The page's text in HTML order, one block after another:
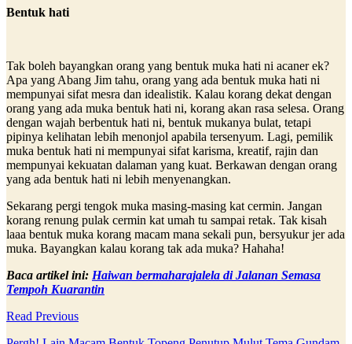
Bentuk hati
Tak boleh bayangkan orang yang bentuk muka hati ni acaner ek?
Apa yang Abang Jim tahu, orang yang ada bentuk muka hati ni
mempunyai sifat mesra dan idealistik. Kalau korang dekat dengan
orang yang ada muka bentuk hati ni, korang akan rasa selesa. Orang
dengan wajah berbentuk hati ni, bentuk mukanya bulat, tetapi
pipinya kelihatan lebih menonjol apabila tersenyum. Lagi, pemilik
muka bentuk hati ni mempunyai sifat karisma, kreatif, rajin dan
mempunyai kekuatan dalaman yang kuat. Berkawan dengan orang
yang ada bentuk hati ni lebih menyenangkan.
Sekarang pergi tengok muka masing-masing kat cermin. Jangan
korang renung pulak cermin kat umah tu sampai retak. Tak kisah
laaa bentuk muka korang macam mana sekali pun, bersyukur jer ada
muka. Bayangkan kalau korang tak ada muka? Hahaha!
Baca artikel ini: Haiwan bermaharajalela di Jalanan Semasa
Tempoh Kuarantin
Read Previous